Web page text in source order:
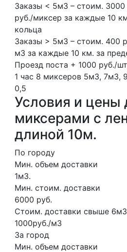
Заказы < 5м3 – стоим.
руб./миксер за каждые 10
кольца
Заказы > 5м3 – стоим. 400
м3 за каждые 10 км. за
Проезд поста + 1000 руб./
1 час 8 миксеров 5м3, 7м3,
0,5
Условия и цены
миксерами с
длиной 10м.
По городу
Мин. объем доставки
1м3.
Мин. стоим. доставки
6000 руб.
Стоим. доставки свыше 6м3
1000руб./м3
За город
Мин. объем доставки